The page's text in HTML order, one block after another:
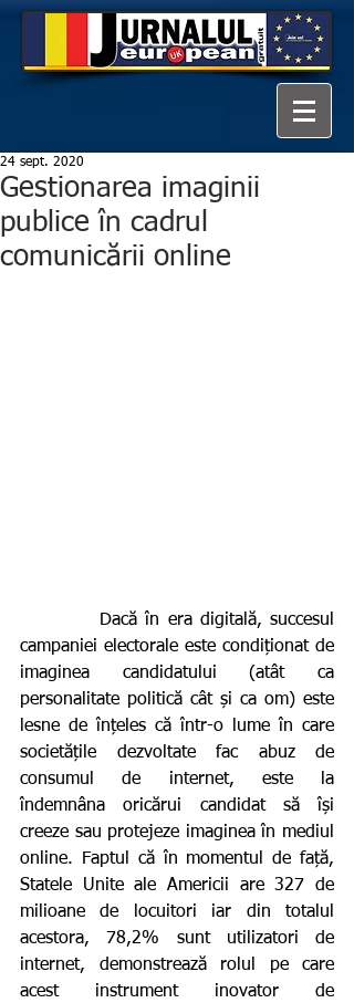
Gestionarea imaginii
publice în cadrul
comunicării online
24 sept. 2020
campaniei electorale este condiționat de
imaginea candidatului (atât ca
personalitate politică cât și ca om) este
lesne de înțeles că într-o lume în care
societățile dezvoltate fac abuz de
consumul de internet, este la
îndemnâna oricărui candidat să își
creeze sau protejeze imaginea în mediul
online. Faptul că în momentul de față,
Statele Unite ale Americii are 327 de
milioane de locuitori iar din totalul
acestora, 78,2% sunt utilizatori de
internet, demonstrează rolul pe care
acest instrument inovator de